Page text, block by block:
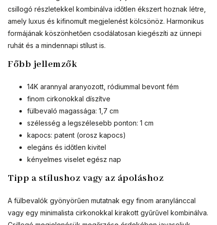
csillogó részletekkel kombinálva időtlen ékszert hoznak létre,
amely luxus és kifinomult megjelenést kölcsönöz. Harmonikus
formájának köszönhetően csodálatosan kiegészíti az ünnepi
ruhát és a mindennapi stílust is.
Főbb jellemzők
14K arannyal aranyozott, ródiummal bevont fém
finom cirkonokkal díszítve
fülbevaló magassága: 1,7 cm
szélesség a legszélesebb ponton: 1 cm
kapocs: patent (orosz kapocs)
elegáns és időtlen kivitel
kényelmes viselet egész nap
Tipp a stílushoz vagy az ápoláshoz
A fülbevalók gyönyörűen mutatnak egy finom aranylánccal
vagy egy minimalista cirkonokkal kirakott gyűrűvel kombinálva.